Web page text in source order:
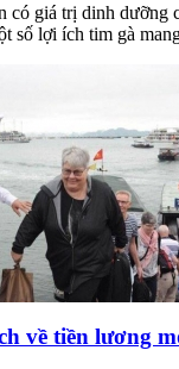
có giá trị dinh dưỡng
số lợi ích tim gà
về tiền lương